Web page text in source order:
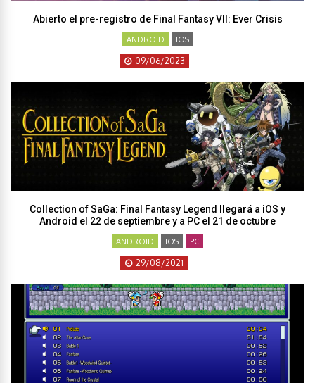
Abierto el pre-registro de Final Fantasy VII: Ever Crisis
ANDROID IOS
09/06/2023
Collection of SaGa: Final Fantasy Legend llegará a iOS y
Android el 22 de septiembre y a PC el 21 de octubre
ANDROID IOS PC
29/08/2021